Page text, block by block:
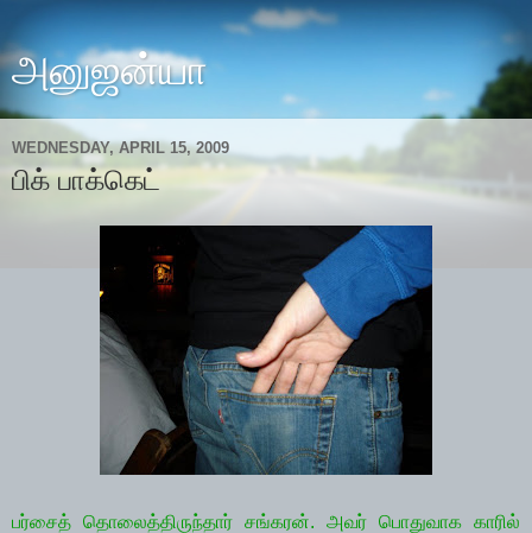
அனுஜன்யா
WEDNESDAY, APRIL 15, 2009
பிக் பாக்கெட்
பர்சைத் தொலைத்திருந்தார் சங்கரன். அவர் பொதுவாக காரில்